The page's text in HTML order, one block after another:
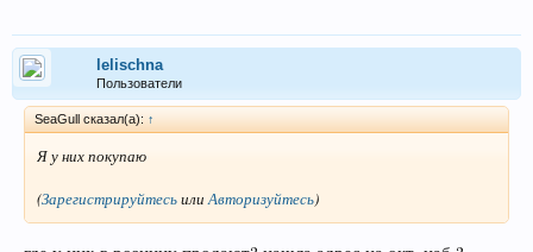
lelischna
Пользователи
SeaGull сказал(а): ↑
Я у них покупаю
(ЗарегистрируйтесьилиАвторизуйтесь)